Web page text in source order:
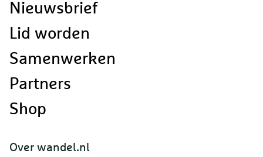
Nieuwsbrief
Lid worden
Samenwerken
Partners
Shop
Over wandel.nl